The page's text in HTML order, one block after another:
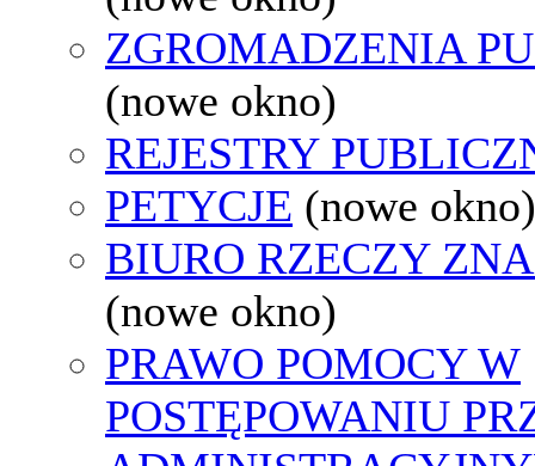
ZGROMADZENIA
(nowe okno)
REJESTRY
PETYCJE (nowe okno)
BIURO RZECZY
(nowe okno)
PRAWO POMOCY W
POSTĘPOWANIU